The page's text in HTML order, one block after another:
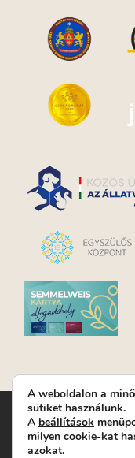
Turay Ida Színház
helyszín: Turay Ida
Levelezési cím: 1089
A weboldalon a
sütiket használunk.
A beállítások
milyen cookie-kat
azokat.